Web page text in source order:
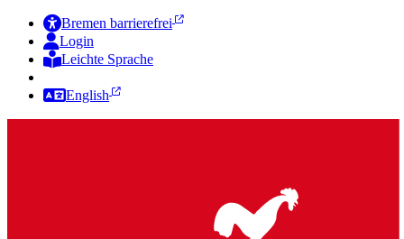
Bremen barrierefrei
Login
Leichte Sprache
English